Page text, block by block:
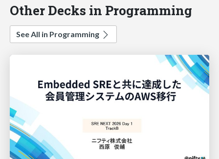
Other Decks in Programming
See All in Programming